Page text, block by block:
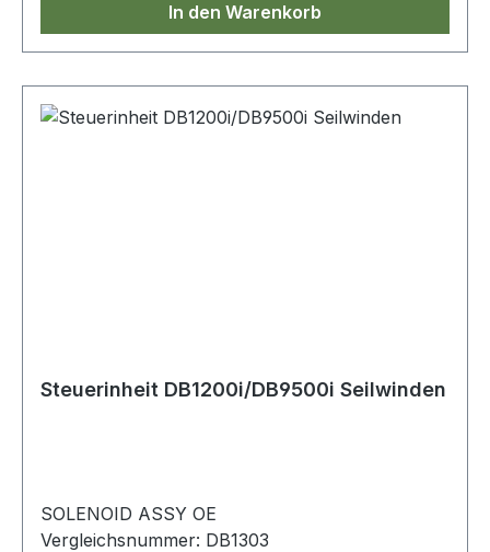
In den Warenkorb
Steuerinheit DB1200i/DB9500i Seilwinden
SOLENOID ASSY OE
Vergleichsnummer: DB1303